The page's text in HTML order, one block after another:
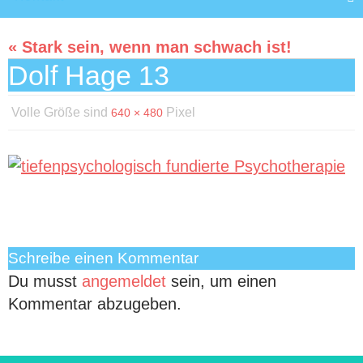
« Stark sein, wenn man schwach ist!
Dolf Hage 13
Volle Größe sind 640 × 480 Pixel
Schreibe einen Kommentar
Du musst angemeldet sein, um einen
Kommentar abzugeben.